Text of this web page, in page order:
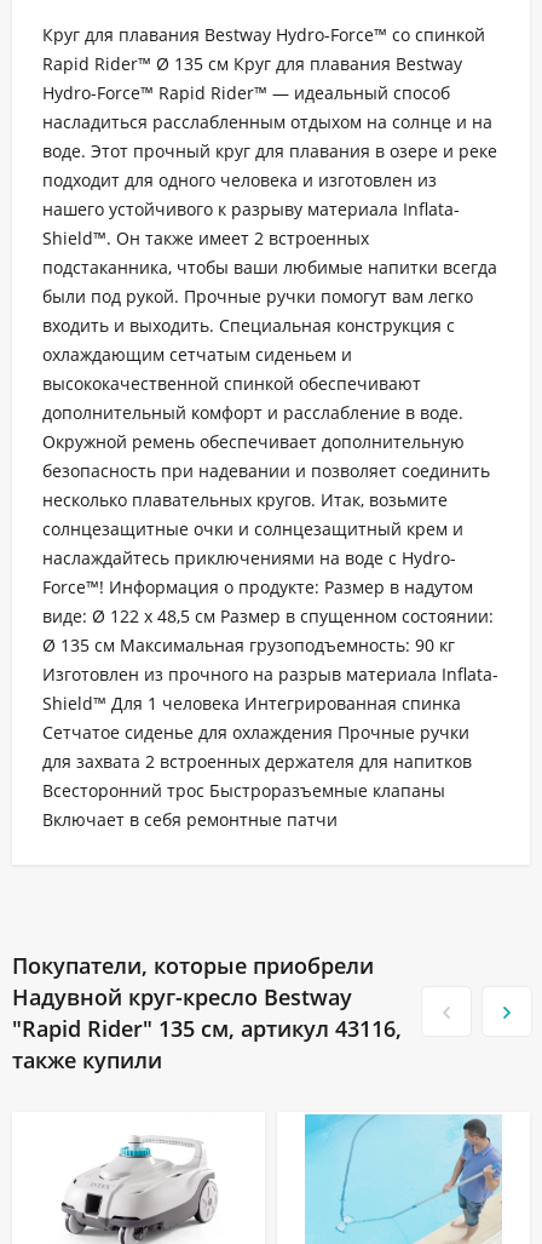
Круг для плавания Bestway Hydro-Force™ со спинкой
Rapid Rider™ Ø 135 см Круг для плавания Bestway
Hydro-Force™ Rapid Rider™ — идеальный способ
насладиться расслабленным отдыхом на солнце и на
воде. Этот прочный круг для плавания в озере и реке
подходит для одного человека и изготовлен из
нашего устойчивого к разрыву материала Inflata-
Shield™. Он также имеет 2 встроенных
подстаканника, чтобы ваши любимые напитки всегда
были под рукой. Прочные ручки помогут вам легко
входить и выходить. Специальная конструкция с
охлаждающим сетчатым сиденьем и
высококачественной спинкой обеспечивают
дополнительный комфорт и расслабление в воде.
Окружной ремень обеспечивает дополнительную
безопасность при надевании и позволяет соединить
несколько плавательных кругов. Итак, возьмите
солнцезащитные очки и солнцезащитный крем и
наслаждайтесь приключениями на воде с Hydro-
Force™! Информация о продукте: Размер в надутом
виде: Ø 122 x 48,5 см Размер в спущенном состоянии:
Ø 135 см Максимальная грузоподъемность: 90 кг
Изготовлен из прочного на разрыв материала Inflata-
Shield™ Для 1 человека Интегрированная спинка
Сетчатое сиденье для охлаждения Прочные ручки
для захвата 2 встроенных держателя для напитков
Всесторонний трос Быстроразъемные клапаны
Включает в себя ремонтные патчи
Покупатели, которые приобрели
Надувной круг-кресло Bestway
"Rapid Rider" 135 см, артикул 43116,
также купили